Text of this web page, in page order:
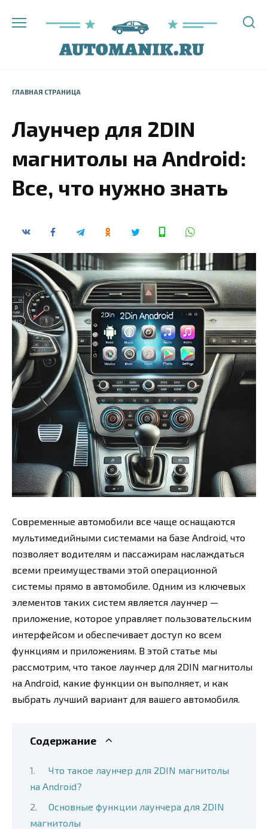
ГЛАВНАЯ СТРАНИЦА
Лаунчер для 2DIN
магнитолы на Android:
Все, что нужно знать
Современные автомобили все чаще оснащаются
мультимедийными системами на базе Android, что
позволяет водителям и пассажирам наслаждаться
всеми преимуществами этой операционной
системы прямо в автомобиле. Одним из ключевых
элементов таких систем является лаунчер —
приложение, которое управляет пользовательским
интерфейсом и обеспечивает доступ ко всем
функциям и приложениям. В этой статье мы
рассмотрим, что такое лаунчер для 2DIN магнитолы
на Android, какие функции он выполняет, и как
выбрать лучший вариант для вашего автомобиля.
Содержание
Что такое лаунчер для 2DIN магнитолы
на Android?
Основные функции лаунчера для 2DIN
магнитолы